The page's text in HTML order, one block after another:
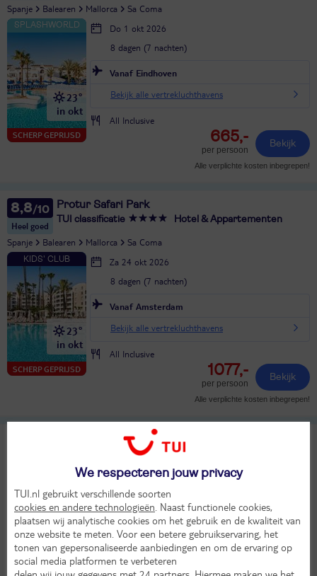
Spanje Balearen Mallorca Sa Coma
SCHERP GEPRIJSD
23°
in okt
Do 1 okt 2026
8 dagen (7 nachten)
Vanaf Eindhoven
Bekijk alle vertrekluchthavens
All Inclusive
665,-
per persoon
Bekijk
Alle verplichte kosten inbegrepen!
8,8
Heel goed
Protur Safari Park
TUI classificatie Hotel & Appartementen
Spanje Balearen Mallorca Sa Coma
SCHERP GEPRIJSD
23°
in okt
Za 24 okt 2026
8 dagen (7 nachten)
Vanaf Amsterdam
Bekijk alle vertrekluchthavens
All Inclusive
1077,-
per persoon
Bekijk
Alle verplichte kosten inbegrepen!
Alcudia Garden
Hotel & Appartementen
Mallorca Alcudia
24°
Za 24 okt 2026
8 dagen (7 nachten)
Vanaf Amsterdam
Bekijk alle vertrekluchthavens
We respecteren jouw privacy
TUI.nl gebruikt verschillende soorten
cookies en andere technologieën . Naast functionele cookies,
plaatsen wij analytische cookies om het gebruik en de kwaliteit van
onze website te meten. Voor een betere gebruikservaring, het
tonen van gepersonaliseerde aanbiedingen en om de ervaring op
social media platformen te verbeteren